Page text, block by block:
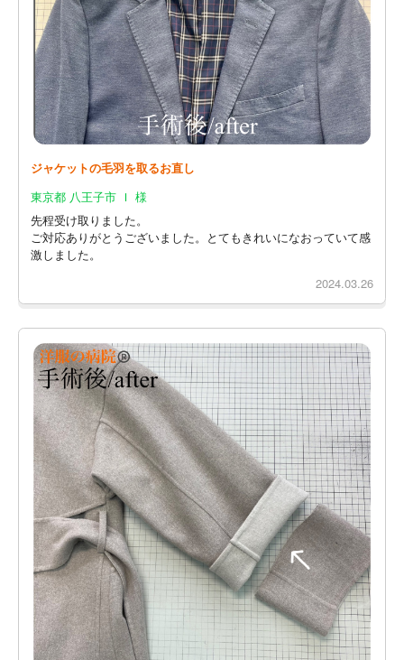
ジャケットの毛羽を取るお直し
東京都 八王子市 Ｉ 様
先程受け取りました。
ご対応ありがとうございました。とてもきれいになおっていて感
激しました。
2024.03.26